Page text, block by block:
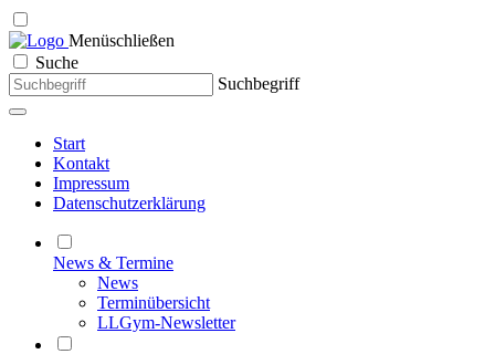
Menüschließen
Suche
Suchbegriff
Start
Kontakt
Impressum
Datenschutzerklärung
News & Termine
News
Terminübersicht
LLGym-Newsletter